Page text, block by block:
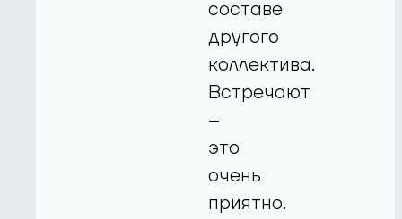
составе
другого
коллектива.
Встречают
–
это
очень
приятно.